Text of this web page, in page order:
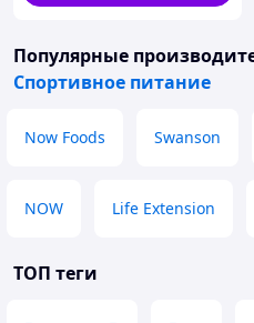
Популярные
Спортивное питание
Now Foods Swanson
NOW Life Extension
ТОП теги